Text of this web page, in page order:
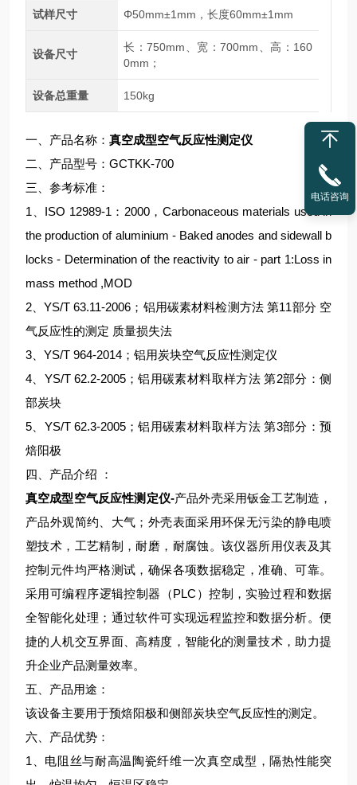
试样尺寸 Φ50mm±1mm，长度60mm±1mm
设备尺寸
长：750mm、宽：700mm、高：160
0mm；
设备总重量 150kg
一、产品名称： 真空成型空气反应性测定仪
二、产品型号：GCTKK-700
三、参考标准：
1、ISO 12989-1：2000，Carbonaceous materials used in
the production of aluminium - Baked anodes and sidewall b
locks - Determination of the reactivity to air - part 1:Loss in
mass method ,MOD
2、YS/T 63.11-2006；铝用碳素材料检测方法 第11部分 空
气反应性的测定 质量损失法
3、YS/T 964-2014；铝用炭块空气反应性测定仪
4、YS/T 62.2-2005；铝用碳素材料取样方法 第2部分：侧
部炭块
5、YS/T 62.3-2005；铝用碳素材料取样方法 第3部分：预
焙阳极
四、产品介绍 ：
真空成型空气反应性测定仪-产品外壳采用钣金工艺制造，
产品外观简约、大气；外壳表面采用环保无污染的静电喷
塑技术，工艺精制，耐磨，耐腐蚀。该仪器所用仪表及其
控制元件均严格测试，确保各项数据稳定，准确、可靠。
采用可编程序逻辑控制器（PLC）控制，实验过程和数据
全智能化处理；通过软件可实现远程监控和数据分析。便
捷的人机交互界面、高精度，智能化的测量技术，助力提
升企业产品测量效率。
五、产品用途：
该设备主要用于预焙阳极和侧部炭块空气反应性的测定。
六、产品优势：
1、电阻丝与耐高温陶瓷纤维一次真空成型，隔热性能突
电话咨询